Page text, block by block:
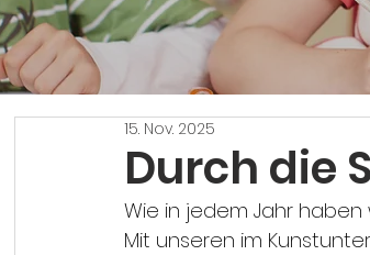
Durch die
15. Nov. 2025
Wie in jedem Jahr
Mit unseren im